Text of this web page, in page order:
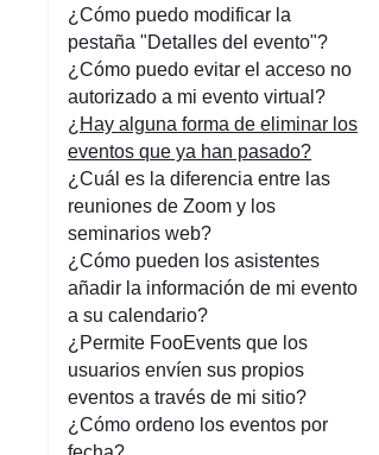
¿Cómo puedo modificar la
pestaña "Detalles del evento"?
¿Cómo puedo evitar el acceso no
autorizado a mi evento virtual?
¿Hay alguna forma de eliminar los
eventos que ya han pasado?
¿Cuál es la diferencia entre las
reuniones de Zoom y los
seminarios web?
¿Cómo pueden los asistentes
añadir la información de mi evento
a su calendario?
¿Permite FooEvents que los
usuarios envíen sus propios
eventos a través de mi sitio?
¿Cómo ordeno los eventos por